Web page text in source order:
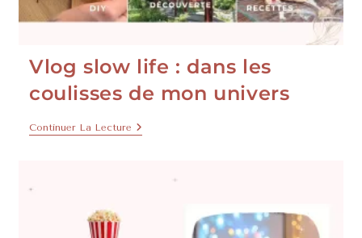
Vlog slow life : dans les
coulisses de mon univers
Continuer La Lecture